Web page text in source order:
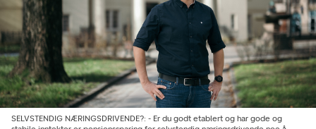
SELVSTENDIG NÆRINGSDRIVENDE?: - Er du godt etablert og har gode og